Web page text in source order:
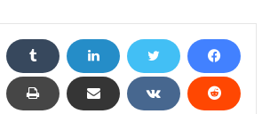
كانت عليه فى رمضان على أن يكون حظر
ولمدة أسبوعين.
وقال رئيس مجلس الوزراء إنه سيتم اعتبارا